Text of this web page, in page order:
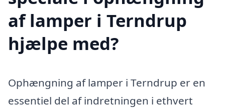
af lamper i Terndrup
hjælpe med?
Ophængning af lamper i Terndrup er en
essentiel del af indretningen i ethvert